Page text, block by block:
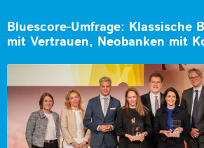
Bluescore-Umfrage: Klassische
mit Vertrauen, Neobanken mit